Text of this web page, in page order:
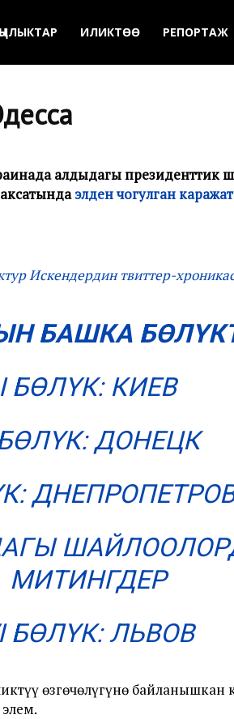
ИЛИКТӨӨ РЕПОРТАЖ
алдыдагы президенттик
элден чогулган
Искендердин твиттер-
БАШКА
I БӨЛҮК: КИЕВ
ДОНЕЦК
МИТИНГДЕР
БӨЛҮК: ЛЬВОВ
өзгөчөлүгүнө